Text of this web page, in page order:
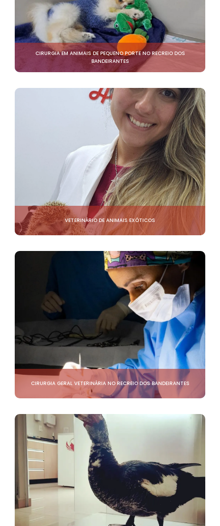
CIRURGIA EM ANIMAIS DE PEQUENO PORTE NO RECREIO DOS
BANDEIRANTES
VETERINÁRIO DE ANIMAIS EXÓTICOS
CIRURGIA GERAL VETERINÁRIA NO RECREIO DOS BANDEIRANTES